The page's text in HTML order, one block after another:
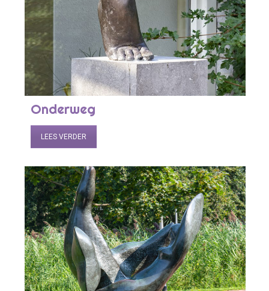
Onderweg
LEES VERDER